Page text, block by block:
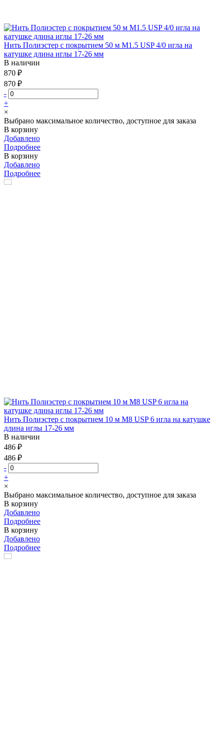
Нить Полиэстер с покрытием 50 м М1.5 USP 4/0 игла на
катушке длина иглы 17-26 мм
В наличии
870 ₽
870 ₽
-
+
×
Выбрано максимальное количество, доступное для заказа
В корзину
Добавлено
Подробнее
В корзину
Добавлено
Подробнее
Нить Полиэстер с покрытием 10 м М8 USP 6 игла на катушке
длина иглы 17-26 мм
В наличии
486 ₽
486 ₽
-
+
×
Выбрано максимальное количество, доступное для заказа
В корзину
Добавлено
Подробнее
В корзину
Добавлено
Подробнее